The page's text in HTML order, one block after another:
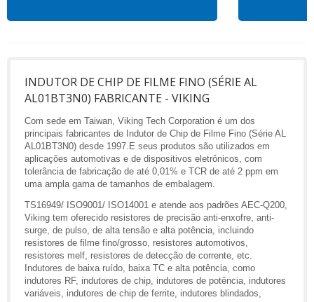
INDUTOR DE CHIP DE FILME FINO (SÉRIE AL
AL01BT3N0) FABRICANTE - VIKING
Com sede em Taiwan, Viking Tech Corporation é um dos
principais fabricantes de Indutor de Chip de Filme Fino (Série AL
AL01BT3N0) desde 1997.E seus produtos são utilizados em
aplicações automotivas e de dispositivos eletrônicos, com
tolerância de fabricação de até 0,01% e TCR de até 2 ppm em
uma ampla gama de tamanhos de embalagem.
TS16949/ ISO9001/ ISO14001 e atende aos padrões AEC-Q200,
Viking tem oferecido resistores de precisão anti-enxofre, anti-
surge, de pulso, de alta tensão e alta potência, incluindo
resistores de filme fino/grosso, resistores automotivos,
resistores melf, resistores de detecção de corrente, etc.
Indutores de baixa ruído, baixa TC e alta potência, como
indutores RF, indutores de chip, indutores de potência, indutores
variáveis, indutores de chip de ferrite, indutores blindados,